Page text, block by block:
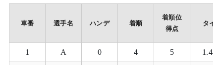
車番 選手名 ハンデ 着順
着順位
得点
タイ
1 A 0 4 5